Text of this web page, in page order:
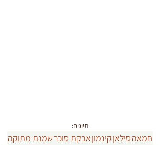
תיוגים:
חמאהסילאןקינמוןאבקת סוכרשמנת מתוקה